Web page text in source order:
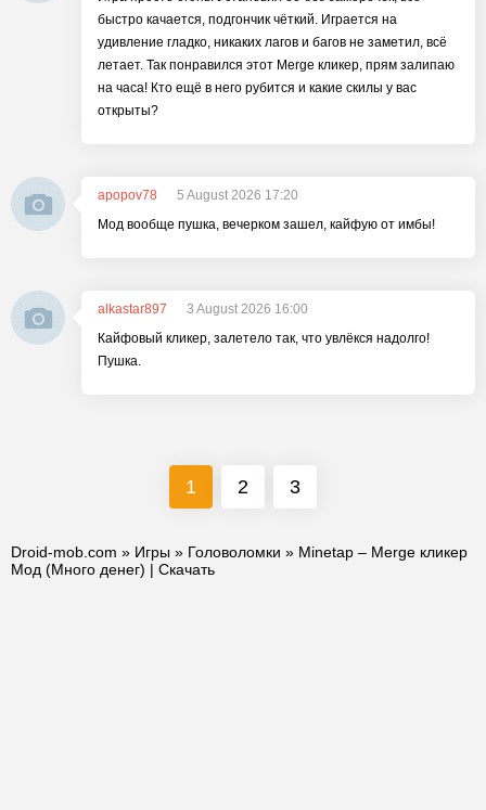
быстро качается, подгончик чёткий. Играется на
удивление гладко, никаких лагов и багов не заметил, всё
летает. Так понравился этот Merge кликер, прям залипаю
на часа! Кто ещё в него рубится и какие скилы у вас
открыты?
apopov78
5 August 2026 17:20
Мод вообще пушка, вечерком зашел, кайфую от имбы!
alkastar897
3 August 2026 16:00
Кайфовый кликер, залетело так, что увлёкся надолго!
Пушка.
1 2 3
Droid-mob.com » Игры » Головоломки » Minetap – Merge кликер
Мод (Много денег) | Скачать